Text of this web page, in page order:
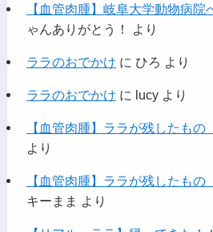
【血管肉腫】岐阜大学動物病院
ゃんありがとう！
より
ララのおでかけ に ひろ より
ララのおでかけ に lucyより
【血管肉腫】ララが残したもの
より
【血管肉腫】ララが残したもの
キーまま より